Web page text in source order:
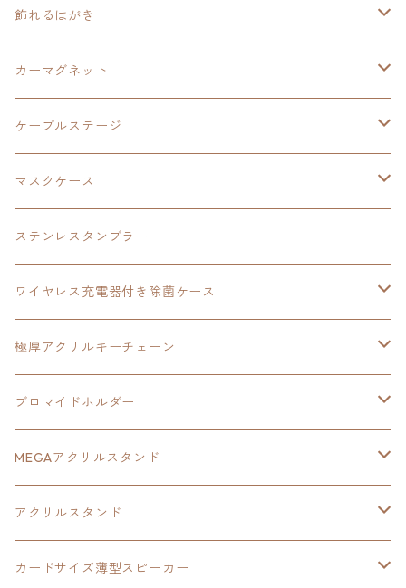
ダブルアクリルキーチェーン
カードサイズスピーカー
イースⅩ
東亰ザナドゥeX+
極厚アクリルキーチェーン
オーロラアクリルスタンド
イースvs空の軌跡
軌跡シリーズ20周年
界の軌跡
アクリルマグネット
ヘッドホンスタンド
空の軌跡1st
イース
亰都ザナドゥ
王冠クリップ
黎の軌跡Ⅱ
空の軌跡1st
界の軌跡
ウルトラマン
タツノコプロ
ドラえもん
創の軌跡
黎の軌跡
黎の軌跡Ⅱ
界の軌跡
碧の軌跡：改
創の軌跡
閃の軌跡
閃の軌跡Ⅳ
零の軌跡：改
碧の軌跡：改
創の軌跡
40周年記念
置くだけスピーカー
碧の軌跡：改
創の軌跡
バイブレーションスピーカー
軌跡シリーズ15周年
創の軌跡
飾れるはがき
閃の軌跡Ⅳ
イースⅨ
創の軌跡
カーマグネット
軌跡シリーズ
ケーブルステージ
閃の軌跡Ⅲ
創の軌跡
マスクケース
創の軌跡
ステンレスタンブラー
ワイヤレス充電器付き除菌ケース
創の軌跡
イース
極厚アクリルキーチェーン
日本ファルコム40周年記念イラスト
黎の軌跡
イースⅧ
創の軌跡
ブロマイドホルダー
40周年記念
黎の軌跡
黎の軌跡Ⅱ
MEGAアクリルスタンド
黎の軌跡
アクリルスタンド
オーロラ
カードサイズ薄型スピーカー